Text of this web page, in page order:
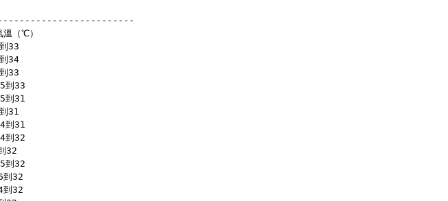
（℃）
33
34
33
到33
到31
31
到31
到32
32
到32
到32
到32